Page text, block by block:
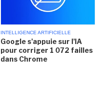
INTELLIGENCE ARTIFICIELLE
Google s'appuie sur l'IA
pour corriger 1 072 failles
dans Chrome